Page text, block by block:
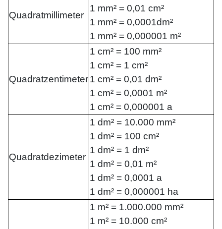
Quadratmillimeter
1 mm² = 0,01 cm²
1 mm² = 0,0001dm²
1 mm² = 0,000001 m²
Quadratzentimeter
1 cm² = 100 mm²
1 cm² = 1 cm²
1 cm² = 0,01 dm²
1 cm² = 0,0001 m²
1 cm² = 0,000001 a
Quadratdezimeter
1 dm² = 10.000 mm²
1 dm² = 100 cm²
1 dm² = 1 dm²
1 dm² = 0,01 m²
1 dm² = 0,0001 a
1 dm² = 0,000001 ha
1 m² = 1.000.000 mm²
1 m² = 10.000 cm²